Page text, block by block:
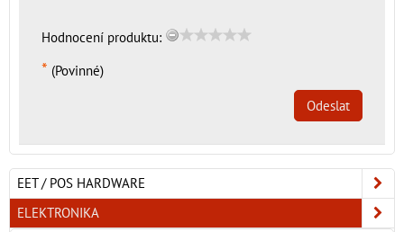
Hodnocení produktu:
* (Povinné)
Odeslat
EET / POS HARDWARE
ELEKTRONIKA